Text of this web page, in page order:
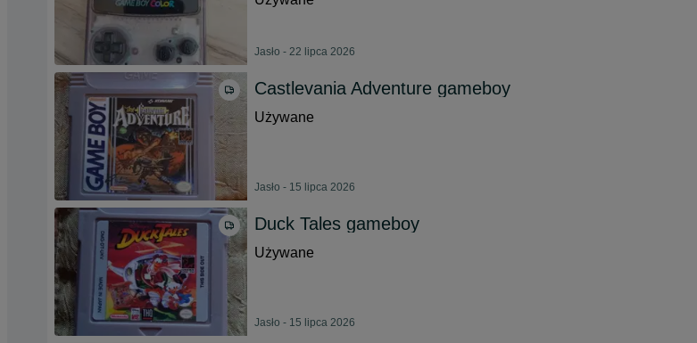
Jasło - 22 lipca 2026
Castlevania Adventure gameboy
Używane
Jasło - 15 lipca 2026
Duck Tales gameboy
Używane
Jasło - 15 lipca 2026